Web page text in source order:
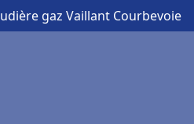
gaz Vaillant Courbevoie